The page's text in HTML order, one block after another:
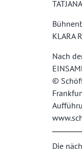
KLARA
Nach
©
Die